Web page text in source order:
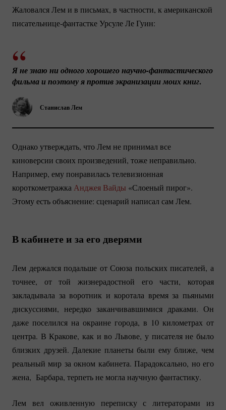
Жаловался Лем и в письмах, в частности, к американской
писательнице-фантастке Урсуле Ле Гуин:
Станислав Лем
Я не знаю ни одного хорошего научно-фантастического
фильма и поэтому я против экранизации моих книг.
Однако утверждать, что Лем не принимал все
киноверсии своих произведений, тоже неправильно.
Например, ему понравилась телевизионная
короткометражка Анджея Вайды «Слоеный пирог».
Этому есть объяснение: сценарий написал сам Лем.
В кабинете и за его дверями
Лем держался подальше от Союза польских писателей, а
точнее, от той жизнерадостной его части, которая
закладывала за воротник и коротала время за пьяными
дискуссиями, нередко заканчивавшимися драками. Он
даже поселился на окраине города, в 10 километрах от
центра. В Кракове, как и во Львове, у писателя не было
близких друзей. Далекие планеты были ему ближе, чем
реальный мир за окном кабинета. Парадоксально, но его
жена, Барбара, терпеть не могла научную фантастику.
Лем вел оживленную переписку с литераторами из